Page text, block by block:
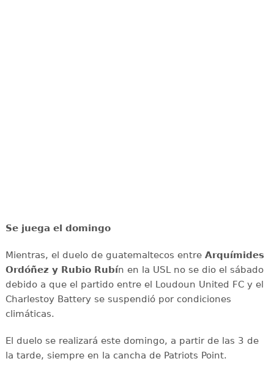
Se juega el domingo
Mientras, el duelo de guatemaltecos entre Arquímides
Ordóñez y Rubio Rubín en la USL no se dio el sábado
debido a que el partido entre el Loudoun United FC y el
Charlestoy Battery se suspendió por condiciones
climáticas.
El duelo se realizará este domingo, a partir de las 3 de
la tarde, siempre en la cancha de Patriots Point.